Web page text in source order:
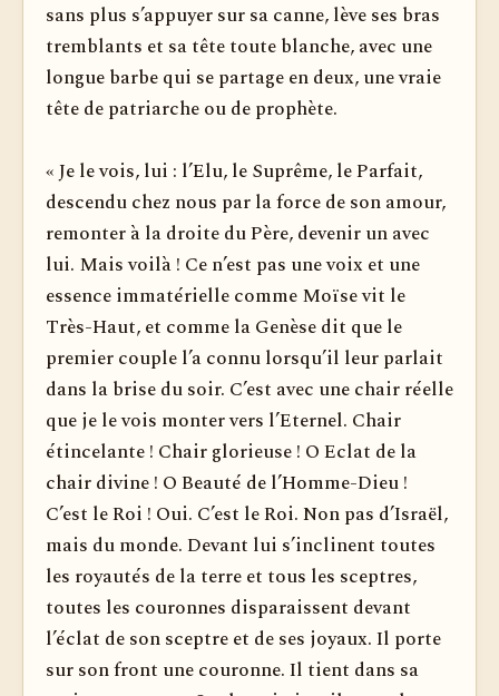
sans plus s’appuyer sur sa canne, lève ses bras
tremblants et sa tête toute blanche, avec une
longue barbe qui se partage en deux, une vraie
tête de patriarche ou de prophète.
« Je le vois, lui : l’Elu, le Suprême, le Parfait,
descendu chez nous par la force de son amour,
remonter à la droite du Père, devenir un avec
lui. Mais voilà ! Ce n’est pas une voix et une
essence immatérielle comme Moïse vit le
Très-Haut, et comme la Genèse dit que le
premier couple l’a connu lorsqu’il leur parlait
dans la brise du soir. C’est avec une chair réelle
que je le vois monter vers l’Eternel. Chair
étincelante ! Chair glorieuse ! O Eclat de la
chair divine ! O Beauté de l’Homme-Dieu !
C’est le Roi ! Oui. C’est le Roi. Non pas d’Israël,
mais du monde. Devant lui s’in­clinent toutes
les royautés de la terre et tous les sceptres,
toutes les couronnes disparaissent devant
l’éclat de son sceptre et de ses joyaux. Il porte
sur son front une couronne. Il tient dans sa